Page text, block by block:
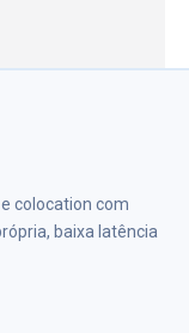
colocation com
baixa latência